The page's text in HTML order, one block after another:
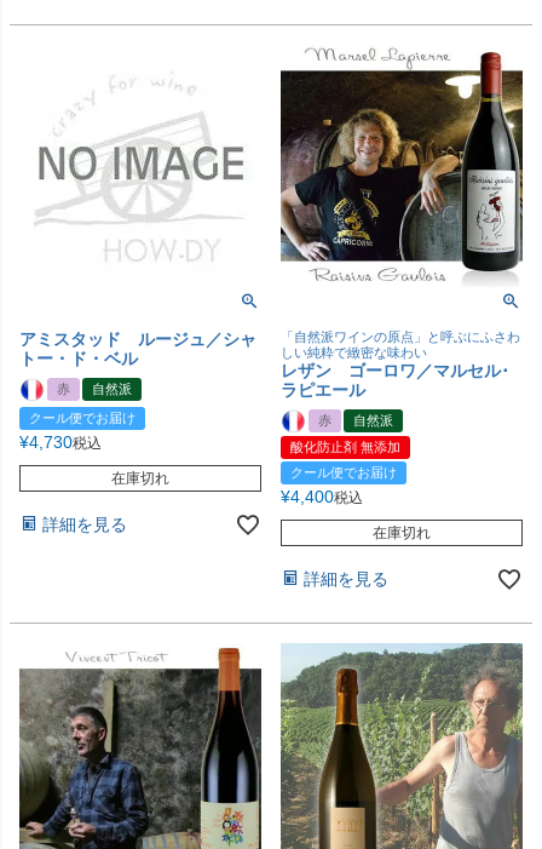
アミスタッド ルージュ／シャ
トー・ド・ベル
赤
自然派
クール便でお届け
¥4,730税込
在庫切れ
詳細を見る
「自然派ワインの原点」と呼ぶにふさわ
しい純粋で緻密な味わい
レザン ゴーロワ／マルセル･
ラピエール
赤
自然派
酸化防止剤 無添加
クール便でお届け
¥4,400税込
在庫切れ
詳細を見る